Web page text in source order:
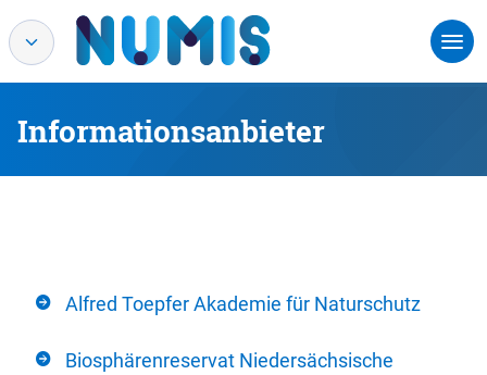
Informationsanbieter
Alfred Toepfer Akademie für Naturschutz
Biosphärenreservat Niedersächsische